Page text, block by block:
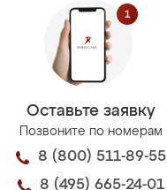
Оставьте заявку
Позвоните по номерам
8 (800) 511-89-55
8 (495) 665-24-01